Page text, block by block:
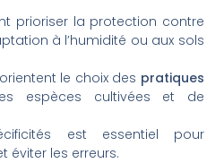
prioriser la protection contre
à l’humidité ou aux sols
le choix des pratiques
espèces cultivées et de
est essentiel pour
éviter les erreurs.